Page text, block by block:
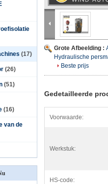
(17)
(26)
(51)
(16)
van de
Grote Afbeelding :
Hydraulische
Beste prijs
Gedetailleerde
Voorwaarde:
Werkstuk:
HS-code: